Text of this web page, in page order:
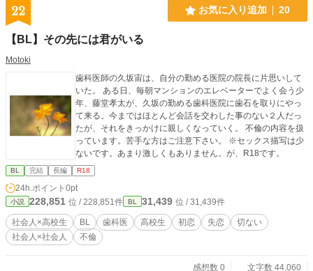
22 お気に入り追加 20
【BL】その先には君がいる
Motoki
歯科医師の久坂宙は、自分の勤める医院の院長に片思いして
いた。 ある日、毎朝マンションのエレベーターでよく会う少
年、藤堂孝太が、久坂の勤める歯科医院に歯石を取りにやっ
て来る。今まではほとんど会話を交わした事のない２人だっ
たが、それをきっかけに親しくなっていく。 不倫の内容を扱
っています。苦手な方はご注意下さい。 ※セックス描写は少
ないです。あまり激しくもありません。が、R18です。
BL 完結 長編 R18
24h.ポイント 0pt
小説 228,851 位 / 228,851件 BL 31,439 位 / 31,439件
社会人×高校生 BL 歯科医 高校生 初恋 失恋
切ない
社会人×社会人
不倫
感想数 0
文字数 44,060